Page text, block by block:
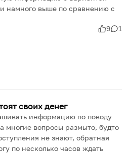
намного выше по сравнению с
9 1
своих денег
информацию по поводу
многие вопросы размыто, будто
не знают, обратная
по несколько часов ждать